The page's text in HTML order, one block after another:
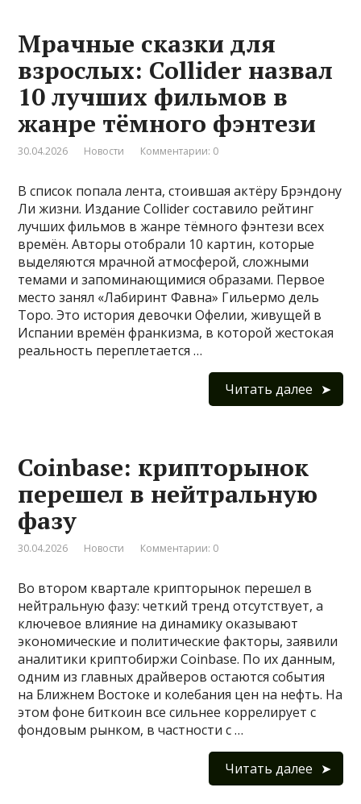
Мрачные сказки для
взрослых: Collider назвал
10 лучших фильмов в
жанре тёмного фэнтези
30.04.2026 Новости Комментарии: 0
В список попала лента, стоившая актёру Брэндону
Ли жизни. Издание Collider составило рейтинг
лучших фильмов в жанре тёмного фэнтези всех
времён. Авторы отобрали 10 картин, которые
выделяются мрачной атмосферой, сложными
темами и запоминающимися образами. Первое
место занял «Лабиринт Фавна» Гильермо дель
Торо. Это история девочки Офелии, живущей в
Испании времён франкизма, в которой жестокая
реальность переплетается …
Читать далее
Coinbase: крипторынок
перешел в нейтральную
фазу
30.04.2026 Новости Комментарии: 0
Во втором квартале крипторынок перешел в
нейтральную фазу: четкий тренд отсутствует, а
ключевое влияние на динамику оказывают
экономические и политические факторы, заявили
аналитики криптобиржи Coinbase. По их данным,
одним из главных драйверов остаются события
на Ближнем Востоке и колебания цен на нефть. На
этом фоне биткоин все сильнее коррелирует с
фондовым рынком, в частности с …
Читать далее